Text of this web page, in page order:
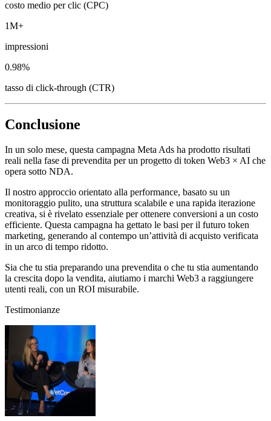
costo medio per clic (CPC)
1M+
impressioni
0.98%
tasso di click-through (CTR)
Conclusione
In un solo mese, questa campagna Meta Ads ha prodotto risultati
reali nella fase di prevendita per un progetto di token Web3 × AI che
opera sotto NDA.
Il nostro approccio orientato alla performance, basato su un
monitoraggio pulito, una struttura scalabile e una rapida iterazione
creativa, si è rivelato essenziale per ottenere conversioni a un costo
efficiente. Questa campagna ha gettato le basi per il futuro token
marketing, generando al contempo un’attività di acquisto verificata
in un arco di tempo ridotto.
Sia che tu stia preparando una prevendita o che tu stia aumentando
la crescita dopo la vendita, aiutiamo i marchi Web3 a raggiungere
utenti reali, con un ROI misurabile.
Testimonianze